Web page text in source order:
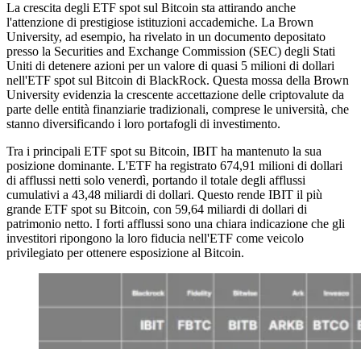
La crescita degli ETF spot sul Bitcoin sta attirando anche
l'attenzione di prestigiose istituzioni accademiche. La Brown
University, ad esempio, ha rivelato in un documento depositato
presso la Securities and Exchange Commission (SEC) degli Stati
Uniti di detenere azioni per un valore di quasi 5 milioni di dollari
nell'ETF spot sul Bitcoin di BlackRock. Questa mossa della Brown
University evidenzia la crescente accettazione delle criptovalute da
parte delle entità finanziarie tradizionali, comprese le università, che
stanno diversificando i loro portafogli di investimento.
Tra i principali ETF spot su Bitcoin, IBIT ha mantenuto la sua
posizione dominante. L'ETF ha registrato 674,91 milioni di dollari
di afflussi netti solo venerdì, portando il totale degli afflussi
cumulativi a 43,48 miliardi di dollari. Questo rende IBIT il più
grande ETF spot su Bitcoin, con 59,64 miliardi di dollari di
patrimonio netto. I forti afflussi sono una chiara indicazione che gli
investitori ripongono la loro fiducia nell'ETF come veicolo
privilegiato per ottenere esposizione al Bitcoin.